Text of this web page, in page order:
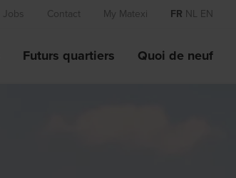
Jobs Contact My Matexi FR NL EN
Futurs quartiers Quoi de neuf